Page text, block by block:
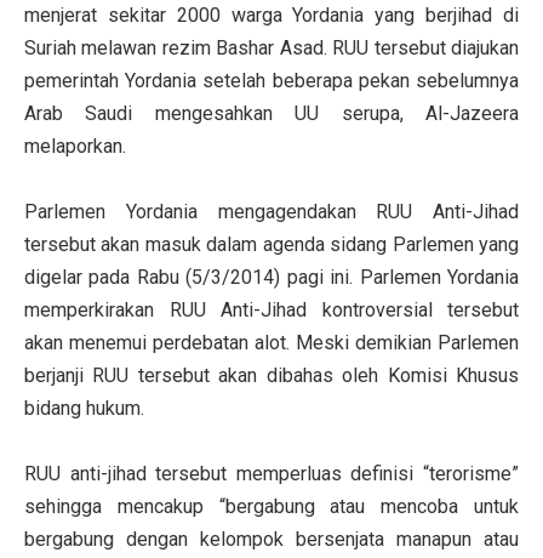
menjerat sekitar 2000 warga Yordania yang berjihad di
Suriah melawan rezim Bashar Asad. RUU tersebut diajukan
pemerintah Yordania setelah beberapa pekan sebelumnya
Arab Saudi mengesahkan UU serupa, Al-Jazeera
melaporkan.
Parlemen Yordania mengagendakan RUU Anti-Jihad
tersebut akan masuk dalam agenda sidang Parlemen yang
digelar pada Rabu (5/3/2014) pagi ini. Parlemen Yordania
memperkirakan RUU Anti-Jihad kontroversial tersebut
akan menemui perdebatan alot. Meski demikian Parlemen
berjanji RUU tersebut akan dibahas oleh Komisi Khusus
bidang hukum.
RUU anti-jihad tersebut memperluas definisi “terorisme”
sehingga mencakup “bergabung atau mencoba untuk
bergabung dengan kelompok bersenjata manapun atau